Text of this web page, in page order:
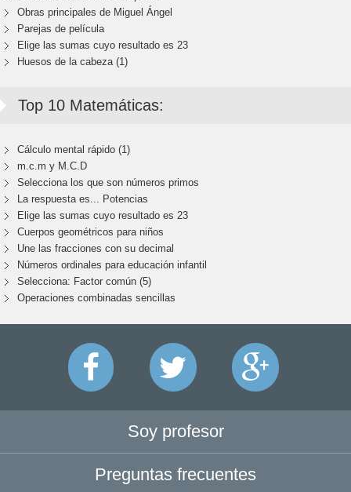
Obras principales de Miguel Ángel
Parejas de película
Elige las sumas cuyo resultado es 23
Huesos de la cabeza (1)
Top 10 Matemáticas:
Cálculo mental rápido (1)
m.c.m y M.C.D
Selecciona los que son números primos
La respuesta es... Potencias
Elige las sumas cuyo resultado es 23
Cuerpos geométricos para niños
Une las fracciones con su decimal
Números ordinales para educación infantil
Selecciona: Factor común (5)
Operaciones combinadas sencillas
Soy profesor
Preguntas frecuentes